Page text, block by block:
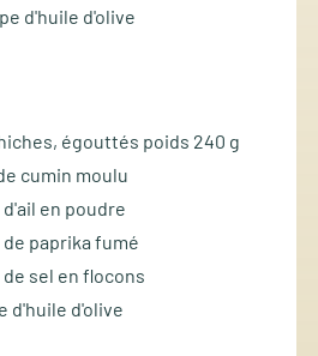
d'huile d'olive
égouttés poids 240 g
cumin moulu
en poudre
paprika fumé
sel en flocons
d'huile d'olive